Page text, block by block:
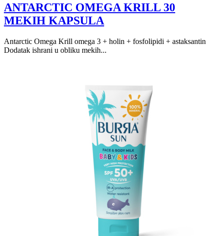
ANTARCTIC OMEGA KRILL 30
MEKIH KAPSULA
Antarctic Omega Krill omega 3 + holin + fosfolipidi + astaksantin
Dodatak ishrani u obliku mekih...